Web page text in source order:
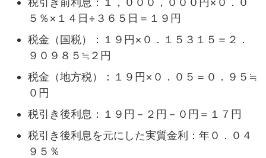
５％×１４日÷３６５日＝１９円
税金（国税）：１９円×０．１５３１５＝２．
９０９８５≒２円
税金（地方税）：１９円×０．０５＝０．９５≒
０円
税引き後利息：１９円－２円－０円＝１７円
税引き後利息を元にした実質金利：年０．０４
９５％